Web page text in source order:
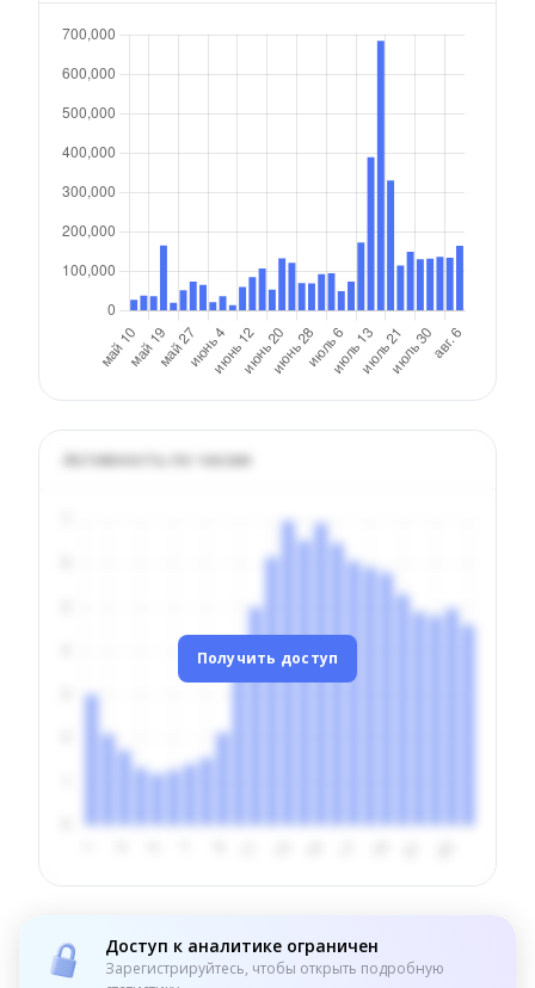
Активность по часам
Получить доступ
Доступ к аналитике ограничен
Зарегистрируйтесь, чтобы открыть подробную